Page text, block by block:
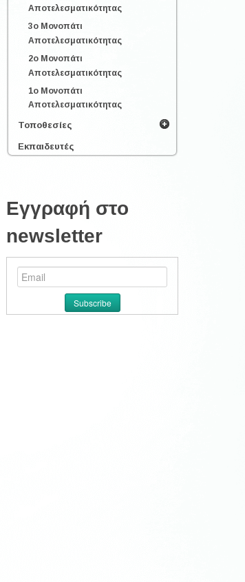
Αποτελεσματικότητας
3ο Μονοπάτι
Αποτελεσματικότητας
2ο Μονοπάτι
Αποτελεσματικότητας
1ο Μονοπάτι
Αποτελεσματικότητας
Τοποθεσίες
Εκπαιδευτές
Εγγραφή στο
newsletter